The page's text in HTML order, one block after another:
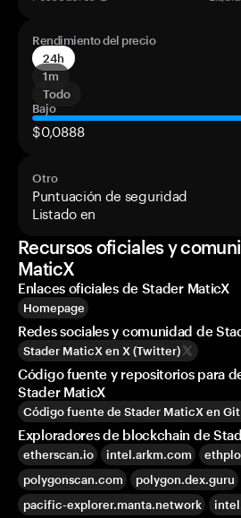
Rendimiento del precio
24h
1m
Todo
Bajo
$0,0888
Otro
Puntuación de seguridad
Listado en
Recursos oficiales y
MaticX
Enlaces oficiales de Stader MaticX
Homepage
Redes sociales y comunidad de
Stader MaticX en X (Twitter)
Código fuente y repositorios para
Stader MaticX
Código fuente de Stader MaticX en
Exploradores de blockchain de
etherscan.io intel.arkm.com
polygonscan.com
polygon.dex.guru
pacific-explorer.manta.network